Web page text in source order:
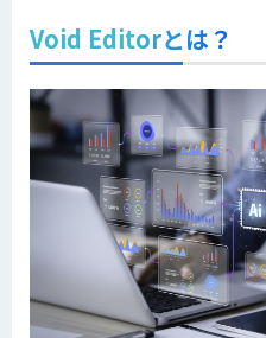
Void Editorとは？